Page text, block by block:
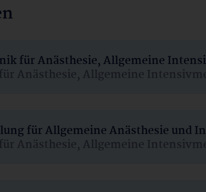
für Anästhesie, Allgemeine
Anästhesie, Allgemeine
für Allgemeine Anästhesie und
Anästhesie, Allgemeine